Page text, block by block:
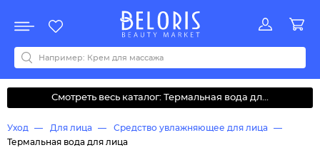
Акции
Все бренды
0-9ABCDEFGHIJKLMNOPQRSTUVWYZАБВДЗИМОКЛНПРСТУФ
Смотреть весь каталог: Термальная вода дл...
Уход Для лица
Средство увлажняющее для лица
Термальная вода для лица